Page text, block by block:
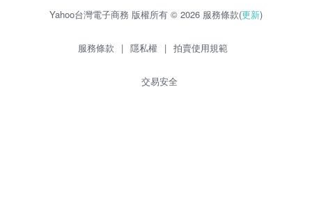
Yahoo台灣電子商務 版權所有 © 2026 服務條款(更新)
服務條款 | 隱私權 | 拍賣使用規範
交易安全